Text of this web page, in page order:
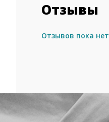
Отзывы
Отзывов пока нет